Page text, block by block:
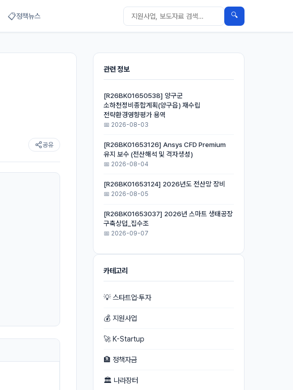
📋정책뉴스 🔍
공유
관련 정보
[R26BK01650538] 양구군
소하천정비종합계획(양구읍) 재수립
전략환경영향평가 용역
📅 2026-08-03
[R26BK01653126] Ansys CFD Premium
유지 보수 (전산해석 및 격자생성)
📅 2026-08-04
[R26BK01653124] 2026년도 전산망 장비
📅 2026-08-05
[R26BK01653037] 2026년 스마트 생태공장
구축상덥_집수조
📅 2026-09-07
카테고리
💡 스타트업·투자
💰 지원사업
🚀 K-Startup
🏦 정책자금
🏛 나라장터